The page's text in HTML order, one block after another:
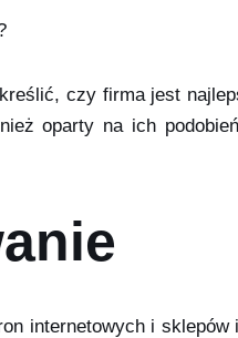
czy firma jest
oparty na ich
internetowych i